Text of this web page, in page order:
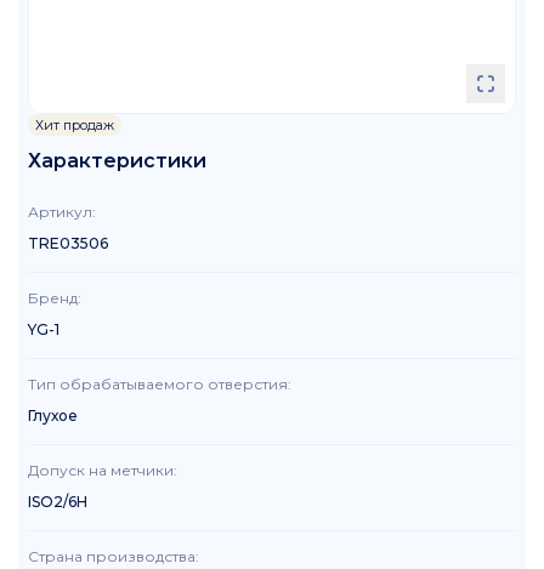
Хит продаж
Характеристики
Артикул:
TRE03506
Бренд:
YG-1
Тип обрабатываемого отверстия:
Глухое
Допуск на метчики:
ISO2/6H
Страна производства: